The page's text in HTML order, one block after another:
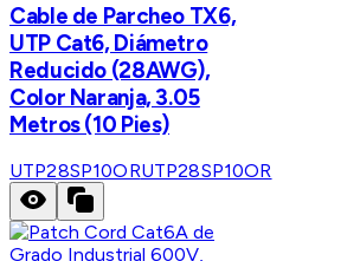
Cable de Parcheo TX6,
UTP Cat6, Diámetro
Reducido (28AWG),
Color Naranja, 3.05
Metros (10 Pies)
UTP28SP10ORUTP28SP10OR